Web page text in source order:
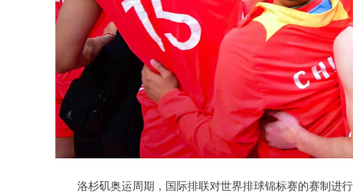
洛杉矶奥运周期，国际排联对世界排球锦标赛的赛制进